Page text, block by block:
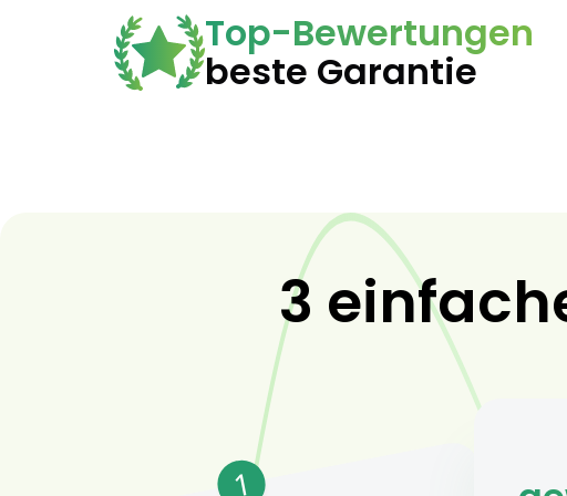
Top-Bewertungen
beste Garantie
3
1